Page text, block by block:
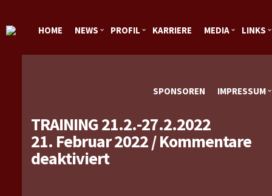
HOME NEWS PROFIL KARRIERE MEDIA LINKS
SPONSOREN IMPRESSUM
TRAINING 21.2.-27.2.2022
21. Februar 2022/Kommentare
deaktiviertfür